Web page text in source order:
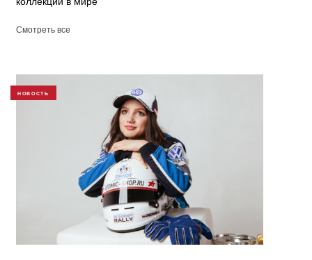
Смотреть все
НОВОСТЬ